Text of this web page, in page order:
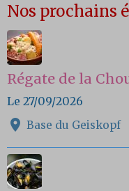
Nos prochains
Régate de la
Le 27/09/2026
Base du Geiskopf